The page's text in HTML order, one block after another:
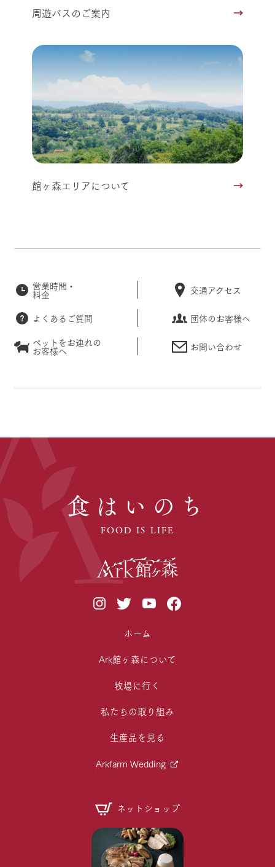
周遊バスのご案内
館ヶ森エリアについて
営業時間・
料金 交通アクセス
よくあるご質問
団体のお客様へ
ペットをお連れの
お客様へ お問い合わせ
食はいのち
FOOD IS LIFE
ホーム
Ark館ヶ森について
牧場に行く
私たちの取り組み
生産品を見る
Arkfarm Wedding
ネットショップ